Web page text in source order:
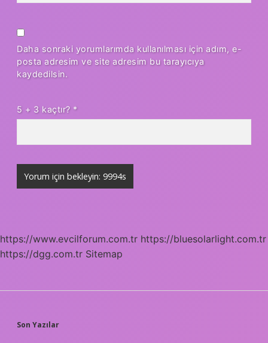
Daha sonraki yorumlarımda kullanılması için adım, e-
posta adresim ve site adresim bu tarayıcıya
kaydedilsin.
5 + 3 kaçtır? *
https://www.evcilforum.com.tr https://bluesolarlight.com.tr
https://dgg.com.tr Sitemap
SIDEBAR
Son Yazılar